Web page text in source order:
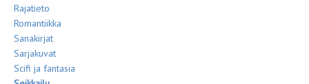
Rajatieto
Romantiikka
Sanakirjat
Sarjakuvat
Scifi ja fantasia